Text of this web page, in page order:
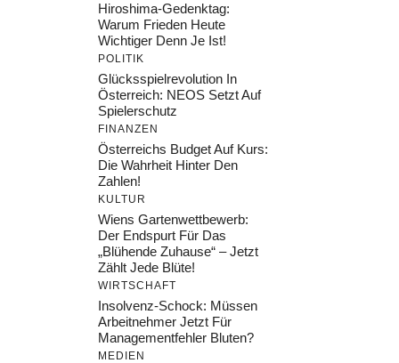
Hiroshima-Gedenktag:
Warum Frieden Heute
Wichtiger Denn Je Ist!
POLITIK
Glücksspielrevolution In
Österreich: NEOS Setzt Auf
Spielerschutz
FINANZEN
Österreichs Budget Auf Kurs:
Die Wahrheit Hinter Den
Zahlen!
KULTUR
Wiens Gartenwettbewerb:
Der Endspurt Für Das
„Blühende Zuhause“ – Jetzt
Zählt Jede Blüte!
WIRTSCHAFT
Insolvenz-Schock: Müssen
Arbeitnehmer Jetzt Für
Managementfehler Bluten?
MEDIEN